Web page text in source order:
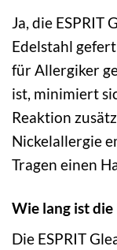
Ja, die ESPRIT
Edelstahl
für Allergiker
ist, minimiert
Reaktion
Nickelallergie
Tragen einen
Wie lang ist die
Die ESPRIT